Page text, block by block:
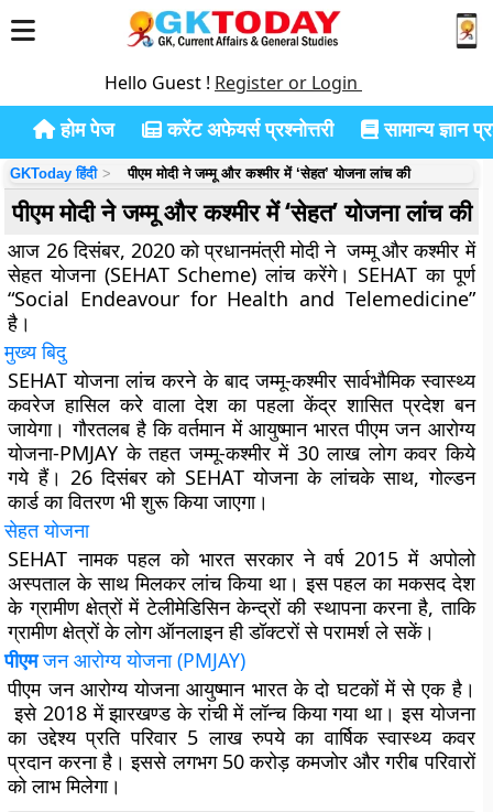
Hello Guest ! Register or Login
होम पेज करेंट अफेयर्स प्रश्नोत्तरी सामान्य ज्ञान
GKToday हिंदी पीएम मोदी ने जम्मू और कश्मीर में ‘सेहत’ योजना लांच की
पीएम मोदी ने जम्मू और कश्मीर में ‘सेहत’ योजना लांच की
आज 26 दिसंबर, 2020 को प्रधानमंत्री मोदी ने जम्मू और कश्मीर में
सेहत योजना (SEHAT Scheme) लांच करेंगे। SEHAT का पूर्ण
“Social Endeavour for Health and Telemedicine”
है।
मुख्य बिदु
SEHAT योजना लांच करने के बाद जम्मू-कश्मीर सार्वभौमिक स्वास्थ्य
कवरेज हासिल करे वाला देश का पहला केंद्र शासित प्रदेश बन
जायेगा। गौरतलब है कि वर्तमान में आयुष्मान भारत पीएम जन आरोग्य
योजना-PMJAY के तहत जम्मू-कश्मीर में 30 लाख लोग कवर किये
गये हैं। 26 दिसंबर को SEHAT योजना के लांचके साथ, गोल्डन
कार्ड का वितरण भी शुरू किया जाएगा।
सेहत योजना
SEHAT नामक पहल को भारत सरकार ने वर्ष 2015 में अपोलो
अस्पताल के साथ मिलकर लांच किया था। इस पहल का मकसद देश
के ग्रामीण क्षेत्रों में टेलीमेडिसिन केन्द्रों की स्थापना करना है, ताकि
ग्रामीण क्षेत्रों के लोग ऑनलाइन ही डॉक्टरों से परामर्श ले सकें।
पीएमजन आरोग्य योजना (PMJAY)
पीएम जन आरोग्य योजना आयुष्मान भारत के दो घटकों में से एक है।
इसे 2018 में झारखण्ड के रांची में लॉन्च किया गया था। इस योजना
का उद्देश्य प्रति परिवार 5 लाख रुपये का वार्षिक स्वास्थ्य कवर
प्रदान करना है। इससे लगभग 50 करोड़ कमजोर और गरीब परिवारों
को लाभ मिलेगा।